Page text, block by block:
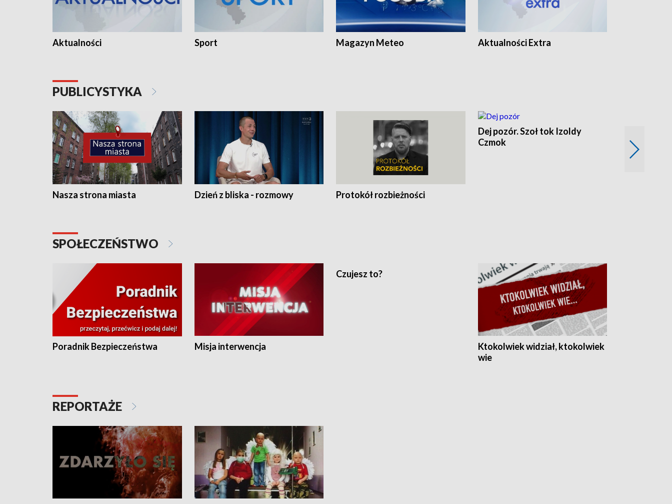
Aktualności Sport Magazyn Meteo Aktualności Extra
PUBLICYSTYKA
Nasza strona miasta Dzień z bliska - rozmowy Protokół rozbieżności
Dej pozór. Szoł tok Izoldy
Czmok
SPOŁECZEŃSTWO
Poradnik Bezpieczeństwa Misja interwencja
Ktokolwiek widział, ktokolwiek
wie
REPORTAŻE